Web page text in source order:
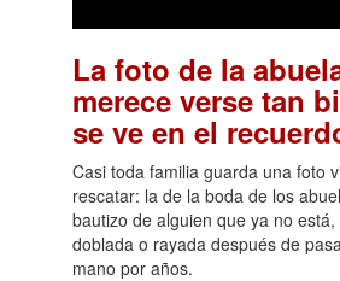
La foto de la
merece verse tan
se ve en el
Casi toda familia guarda una foto
rescatar: la de la boda de los
bautizo de alguien que ya no
doblada o rayada después de
mano por años.